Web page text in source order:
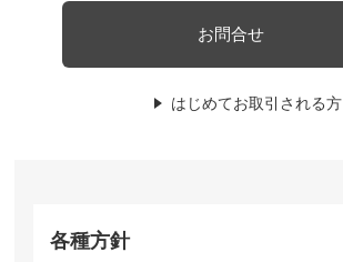
お問合せ
はじめてお取引される方
各種方針